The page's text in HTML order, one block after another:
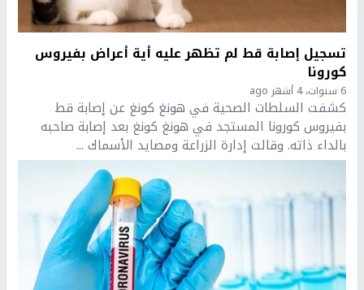
تسجيل إصابة قط لم تظهر عليه أية أعراض بفيروس
كورونا
6 سنوات، 4 أشهر ago
كشفت السلطات الصحية في هونغ كونغ عن إصابة قط
بفيروس كورونا المستجد في هونغ كونغ بعد إصابة صاحبه
بالداء ذاته. وقالت إدارة الزراعة ومصايد الأسماك ...